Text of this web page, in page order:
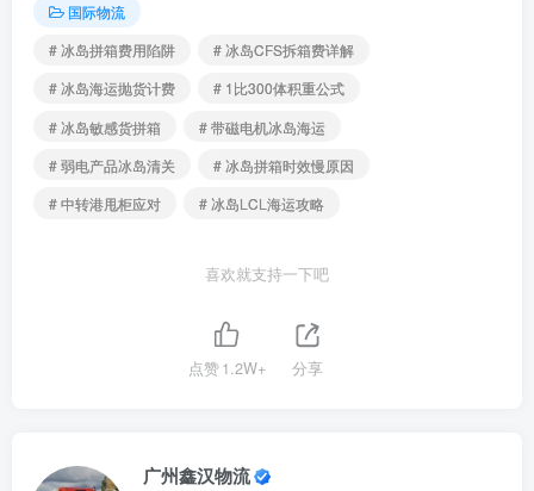
国际物流
# 冰岛拼箱费用陷阱
# 冰岛CFS拆箱费详解
# 冰岛海运抛货计费
# 1比300体积重公式
# 冰岛敏感货拼箱
# 带磁电机冰岛海运
# 弱电产品冰岛清关
# 冰岛拼箱时效慢原因
# 中转港甩柜应对
# 冰岛LCL海运攻略
喜欢就支持一下吧
点赞1.2W+ 分享
广州鑫汉物流